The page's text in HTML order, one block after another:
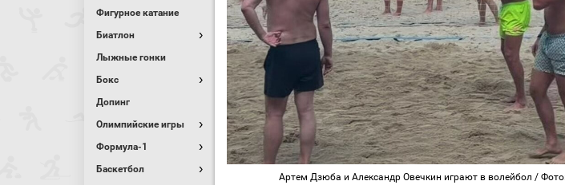
Фигурное катание
Биатлон
Лыжные гонки
Бокс
Допинг
Олимпийские игры
Формула-1
Баскетбол
Артем Дзюба и Александр Овечкин играют в волейбол /